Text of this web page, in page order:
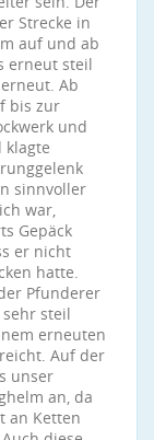
Strecke in
auf und ab
erneut steil
Ab
bis zur
und
klagte
sinnvoller
war,
Gepäck
er nicht
hatte.
Pfunderer
steil
erneuten
Auf der
unser
an, da
an Ketten